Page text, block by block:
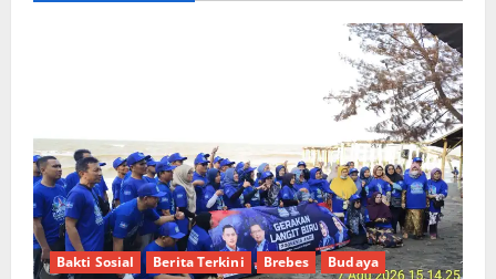
Bakti Sosial Berita Terkini Brebes
Budaya